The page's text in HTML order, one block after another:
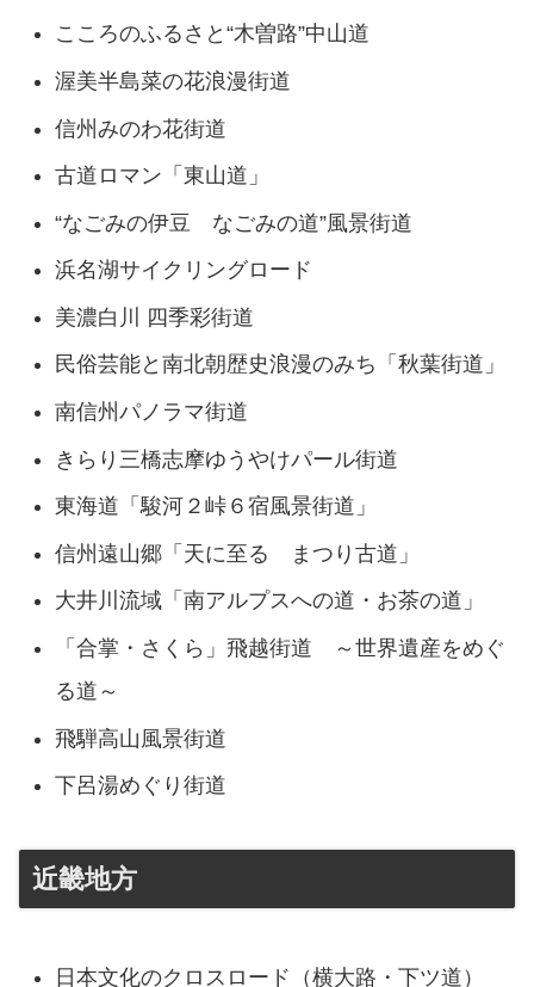
こころのふるさと“木曽路”中山道
渥美半島菜の花浪漫街道
信州みのわ花街道
古道ロマン「東山道」
“なごみの伊豆 なごみの道”風景街道
浜名湖サイクリングロード
美濃白川 四季彩街道
民俗芸能と南北朝歴史浪漫のみち「秋葉街道」
南信州パノラマ街道
きらり三橋志摩ゆうやけパール街道
東海道「駿河２峠６宿風景街道」
信州遠山郷「天に至る まつり古道」
大井川流域「南アルプスへの道・お茶の道」
「合掌・さくら」飛越街道 ～世界遺産をめぐ
る道～
飛騨高山風景街道
下呂湯めぐり街道
近畿地方
日本文化のクロスロード（横大路・下ツ道）